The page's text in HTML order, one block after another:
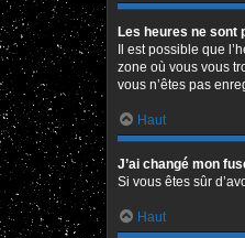
Les heures ne sont
Il est possible que
zone où vous vous
vous n’êtes pas
Haut
J’ai changé mon
Si vous êtes sûr
Haut